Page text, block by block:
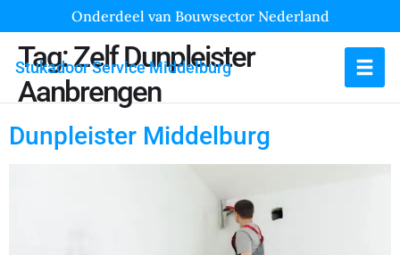
Onderdeel van Bouwsector Nederland
Stukadoor Service Middelburg
Tag:Zelf Dunpleister
Aanbrengen
Dunpleister Middelburg